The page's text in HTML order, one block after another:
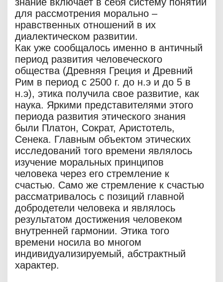
для рассмотрения морально –
нравственных отношений в их
диалектическом развитии.
Как уже сообщалось именно в античный
период развития человеческого
общества (Древняя Греция и Древний
Рим в период с 2500 г. до н.э и до 5 в
н.э), этика получила свое развитие, как
наука. Яркими представителями этого
периода развития этического знания
были Платон, Сократ, Аристотель,
Сенека. Главным объектом этических
исследований того времени являлось
изучение моральных принципов
человека через его стремление к
счастью. Само же стремление к счастью
рассматривалось с позиций главной
добродетели человека и являлось
результатом достижения человеком
внутренней гармонии. Этика того
времени носила во многом
индивидуализируемый, абстрактный
характер.